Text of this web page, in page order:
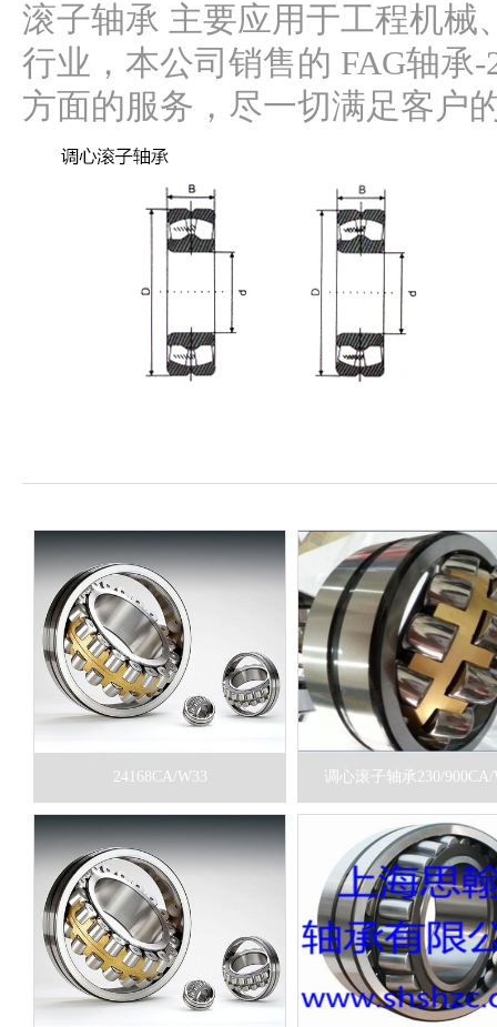
滚子轴承 主要应用于工程机械
行业，本公司销售的 FAG轴承
方面的服务，尽一切满足客户
24168CA/W33 调心滚子轴承230/900CA/